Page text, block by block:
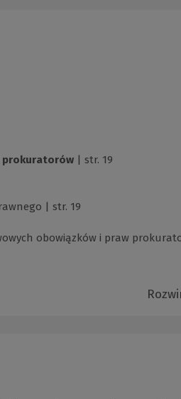
prokuratorów | str. 19
| str. 19
obowiązków i praw